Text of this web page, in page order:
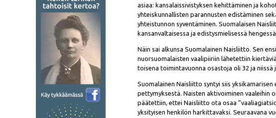
asiaa: kansalaissivistyksen kehittäminen ja
yhteiskunnallisten parannusten edistäminen
yhteistunnon syventäminen. Suomalaisen
kansanvaltaisessa ja edistysmielisessä
Näin sai alkunsa Suomalainen Naisliitto. Sen
nuorsuomalaisten vaalipiiriin lähetettiin
toisena toimintavuonna osastoja oli 32 ja niissä
Suomalainen Naisliitto syntyi siis
pettymyksestä. Naisten aktivoiminen vaaleihin
päätettiin, ettei Naisliitto ota osaa
yksityisen henkilön harkittavaksi. Seuraavana